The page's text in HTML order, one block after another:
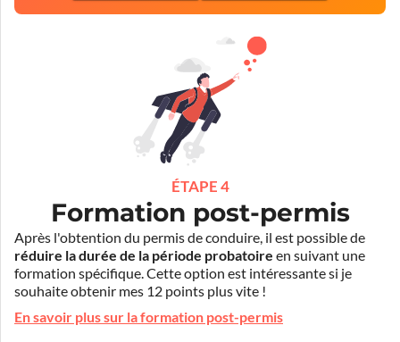
ÉTAPE 4
Formation post-permis
Après l'obtention du permis de conduire, il est possible de
réduire la durée de la période probatoire en suivant une
formation spécifique. Cette option est intéressante si je
souhaite obtenir mes 12 points plus vite !
En savoir plus sur la formation post-permis